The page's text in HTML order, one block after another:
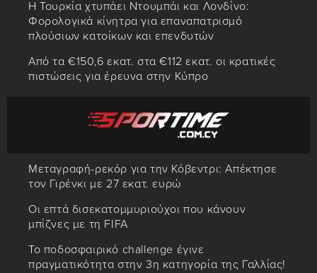
Η Τουρκία χτυπάει Ντουμπάι και Λονδίνο:
Φορολογικά κίνητρα για επαναπατρισμό
πλούσιων κατοίκων και επενδυτών
Από τα €150,6 εκατ. στα €112 εκατ. οι κρατικές
πιστώσεις για έρευνα στην Κύπρο
Μεταγραφή-ρεκόρ για την Κόβεντρι: Απέκτησε
τον Γιρένκι με 27 εκατ. ευρώ
Οι επτά δισεκατομμυριούχοι που κάνουν
μπίζνες με τη FIFA
Το ποδοσφαιρικό challenge έγινε
πραγματικότητα στην 3η κατηγορία της Γαλλίας!